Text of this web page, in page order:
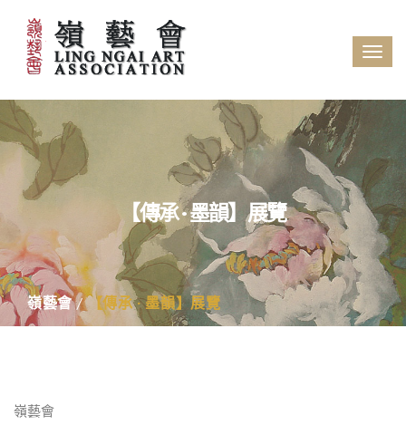
【傳承 · 墨韻】展覽
嶺藝會 【傳承 · 墨韻】展覽
嶺藝會